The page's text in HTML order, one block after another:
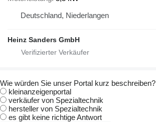
Deutschland, Niederlangen
Heinz Sanders GmbH
Wie würden Sie unser Portal kurz beschreiben?
kleinanzeigenportal
verkäufer von Spezialtechnik
hersteller von Spezialtechnik
es gibt keine richtige Antwort